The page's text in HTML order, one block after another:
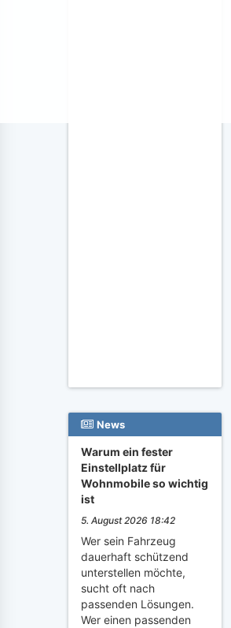
News
Warum ein fester
Einstellplatz für
Wohnmobile so wichtig
ist
5. August 2026 18:42
Wer sein Fahrzeug
dauerhaft schützend
unterstellen möchte,
sucht oft nach
passenden Lösungen.
Wer einen passenden